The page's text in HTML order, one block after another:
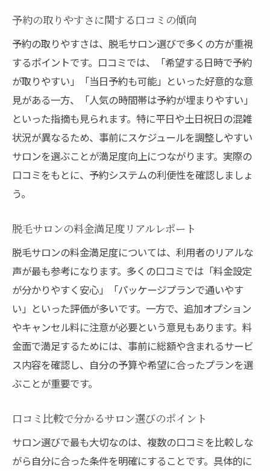
予約の取りやすさに関する口コミの傾向
予約の取りやすさは、脱毛サロン選びで多くの方が重視
するポイントです。口コミでは、「希望する日時で予約
が取りやすい」「当日予約も可能」といった好意的な意
見がある一方、「人気の時間帯は予約が埋まりやすい」
といった指摘も見られます。特に平日や土日祝日の混雑
状況が異なるため、事前にスケジュールを調整しやすい
サロンを選ぶことが満足度向上につながります。実際の
口コミをもとに、予約システムの利便性を確認しましょ
う。
脱毛サロンの料金満足度リアルレポート
脱毛サロンの料金満足度については、利用者のリアルな
声が最も参考になります。多くの口コミでは「料金設定
が分かりやすく安心」「パッケージプランで通いやす
い」といった評価が多いです。一方で、追加オプション
やキャンセル料に注意が必要という意見もあります。料
金面で満足するためには、事前に総額や含まれるサービ
ス内容を確認し、自分の予算や希望に合ったプランを選
ぶことが重要です。
口コミ比較で分かるサロン選びのポイント
サロン選びで最も大切なのは、複数の口コミを比較しな
がら自分に合った条件を明確にすることです。具体的に